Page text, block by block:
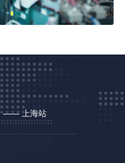
—— 上海站